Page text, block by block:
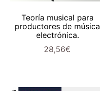
AÑADIR AL CARRITO
Teoría musical para
productores de música
electrónica.
28,56€